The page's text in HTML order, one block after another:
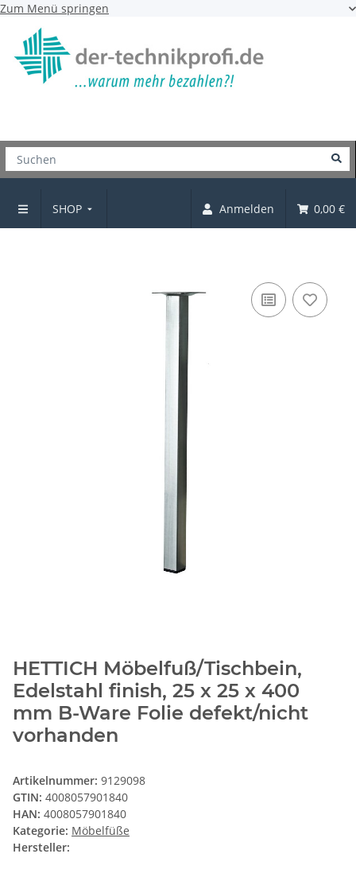
Zum Menü springen
SHOP Anmelden 0,00 €
Möbelfüße
HETTICH Möbelfuß/Tischbein,
Edelstahl finish, 25 x 25 x 400
mm B-Ware Folie defekt/nicht
vorhanden
Artikelnummer: 9129098
GTIN: 4008057901840
HAN: 4008057901840
Kategorie: Möbelfüße
Hersteller: